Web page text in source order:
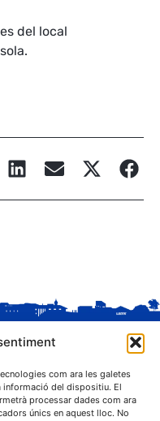
com ara les galetes
informació del dispositiu. El
processar dades com ara
únics en aquest lloc. No
del local